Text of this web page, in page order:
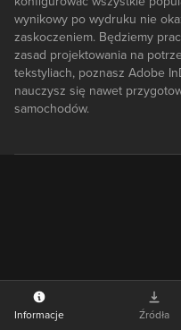
wynikowy po wydruku nie
zaskoczeniem. Będziemy
zasad projektowania na
tekstyliach, poznasz Adobe
nauczysz się nawet
samochodów.
Informacje Źródła